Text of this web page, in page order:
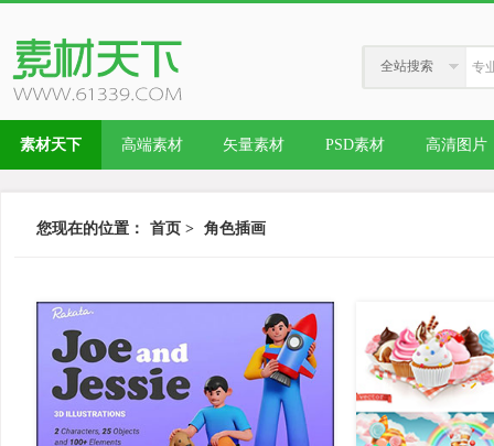
全站搜索
素材天下 高端素材 矢量素材 PSD素材 高清图片
您现在的位置： 首页 > 角色插画